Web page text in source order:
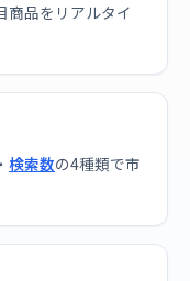
商品をリアルタイ
・ 検索数の4種類で市